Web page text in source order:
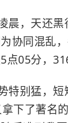
晨，天还
协同混乱
点05分，
特别猛，
下了著名